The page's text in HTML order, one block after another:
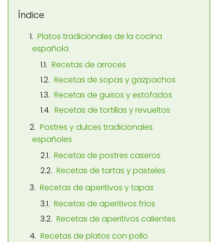
Índice
Platos tradicionales de la cocina
española
Recetas de arroces
Recetas de sopas y gazpachos
Recetas de guisos y estofados
Recetas de tortillas y revueltos
Postres y dulces tradicionales
españoles
Recetas de postres caseros
Recetas de tartas y pasteles
Recetas de aperitivos y tapas
Recetas de aperitivos fríos
Recetas de aperitivos calientes
Recetas de platos con pollo